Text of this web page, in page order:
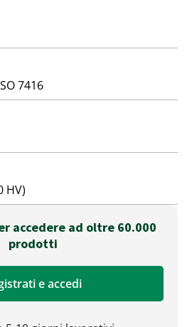
7416
HV)
accedere ad oltre 60.000
prodotti
e accedi